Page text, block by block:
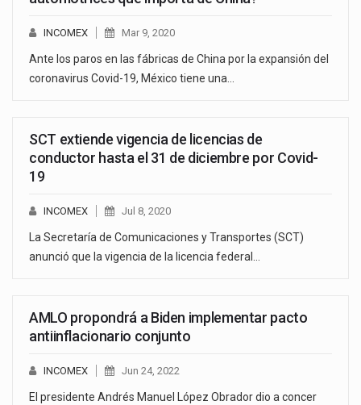
INCOMEX Mar 9, 2020
Ante los paros en las fábricas de China por la expansión del
coronavirus Covid-19, México tiene una…
SCT extiende vigencia de licencias de
conductor hasta el 31 de diciembre por Covid-
19
INCOMEX Jul 8, 2020
La Secretaría de Comunicaciones y Transportes (SCT)
anunció que la vigencia de la licencia federal…
AMLO propondrá a Biden implementar pacto
antiinflacionario conjunto
INCOMEX Jun 24, 2022
El presidente Andrés Manuel López Obrador dio a concer